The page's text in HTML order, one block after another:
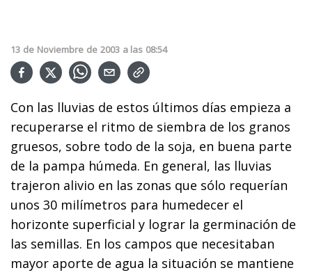
13 de Noviembre de 2003 a las 08:54
Con las lluvias de estos últimos días empieza a
recuperarse el ritmo de siembra de los granos
gruesos, sobre todo de la soja, en buena parte
de la pampa húmeda. En general, las lluvias
trajeron alivio en las zonas que sólo requerían
unos 30 milímetros para humedecer el
horizonte superficial y lograr la germinación de
las semillas. En los campos que necesitaban
mayor aporte de agua la situación se mantiene